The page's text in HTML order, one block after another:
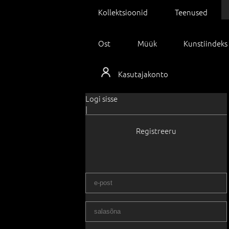
Kollektsioonid Teenused
Ost Müük Kunstiindeks
Kasutajakonto
Logi sisse
|
Registreeru